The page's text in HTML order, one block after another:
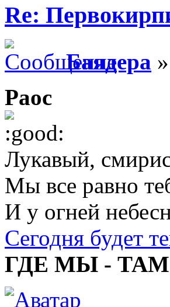
Re:
Баядера
Раос
Лукавый,
Мы все равно
И у огней
Сегодня будет
ГДЕ МЫ -